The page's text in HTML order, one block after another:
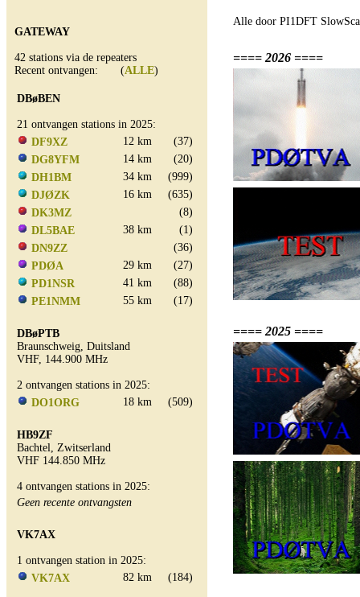
GATEWAY
42 stations via de repeaters
Recent ontvangen: (ALLE)
DBøBEN
21 ontvangen stations in 2025:
DF9XZ
12 km
(37)
DG8YFM
14 km
(20)
DH1BM
34 km
(999)
DJØZK
16 km
(635)
DK3MZ
(8)
DL5BAE
38 km
(1)
DN9ZZ
(36)
PDØA
29 km
(27)
PD1NSR
41 km
(88)
PE1NMM
55 km (17)
DBøPTB
Braunschweig, Duitsland
VHF, 144.900 MHz
2 ontvangen stations in 2025:
DO1ORG
18 km (509)
HB9ZF
Bachtel, Zwitserland
VHF 144.850 MHz
4 ontvangen stations in 2025:
Geen recente ontvangsten
VK7AX
1 ontvangen station in 2025:
VK7AX
82 km (184)
Alle door PI1DFT
==== 2026 ====
==== 2025 ====